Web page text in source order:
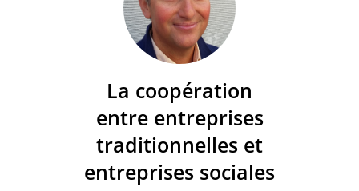
La coopération
entre entreprises
traditionnelles et
entreprises sociales